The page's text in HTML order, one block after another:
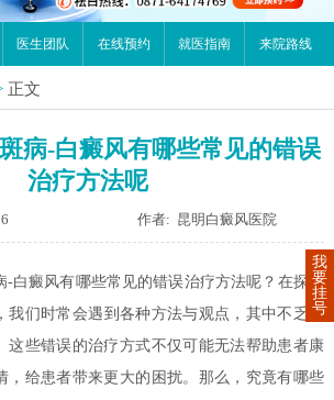
医生团队 在线预约 就医指南 来院路线
正文
病-白癜风有哪些常见的错误
治疗方法呢
作者: 昆明白癜风医院
-白癜风有哪些常见的错误治疗方法呢？在探索
我们时常会遇到各种方法与观点，其中不乏一
这些错误的治疗方式不仅可能无法帮助患者康
，给患者带来更大的困扰。那么，究竟有哪些
我
要
挂
号